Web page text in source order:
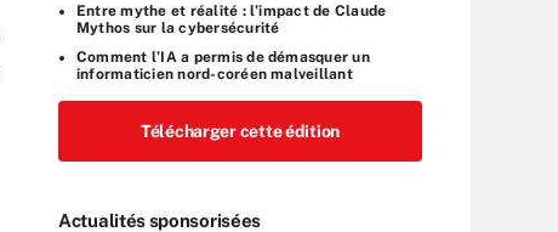
Entre mythe et réalité : l’impact de Claude
Mythos sur la cybersécurité
Comment l’IA a permis de démasquer un
informaticien nord-coréen malveillant
Télécharger cette édition
Actualités sponsorisées